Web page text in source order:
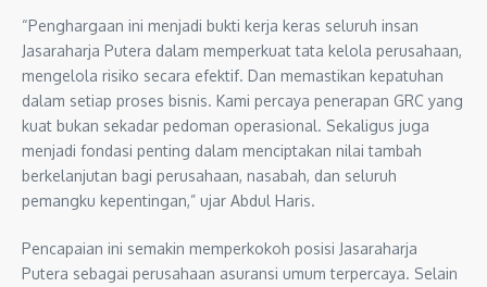
“Penghargaan ini menjadi bukti kerja keras seluruh insan
Jasaraharja Putera dalam memperkuat tata kelola perusahaan,
mengelola risiko secara efektif. Dan memastikan kepatuhan
dalam setiap proses bisnis. Kami percaya penerapan GRC yang
kuat bukan sekadar pedoman operasional. Sekaligus juga
menjadi fondasi penting dalam menciptakan nilai tambah
berkelanjutan bagi perusahaan, nasabah, dan seluruh
pemangku kepentingan,” ujar Abdul Haris.
Pencapaian ini semakin memperkokoh posisi Jasaraharja
Putera sebagai perusahaan asuransi umum terpercaya. Selain